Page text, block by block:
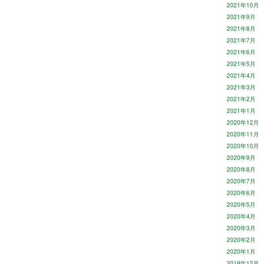
2021年10月
2021年9月
2021年8月
2021年7月
2021年6月
2021年5月
2021年4月
2021年3月
2021年2月
2021年1月
2020年12月
2020年11月
2020年10月
2020年9月
2020年8月
2020年7月
2020年6月
2020年5月
2020年4月
2020年3月
2020年2月
2020年1月